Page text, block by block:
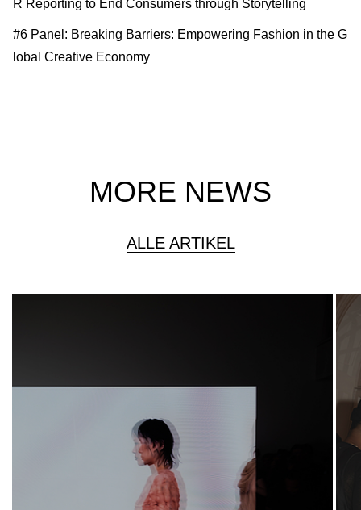
R Reporting to End Consumers through Storytelling
#6 Panel: Breaking Barriers: Empowering Fashion in the G
lobal Creative Economy
MORE NEWS
ALLE ARTIKEL